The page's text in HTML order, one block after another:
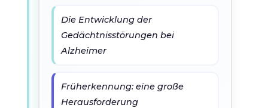
Die Entwicklung der
Gedächtnisstörungen bei
Alzheimer
Früherkennung: eine große
Herausforderung